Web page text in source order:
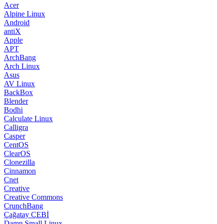
Acer
Alpine Linux
Android
antiX
Apple
APT
ArchBang
Arch Linux
Asus
AV Linux
BackBox
Blender
Bodhi
Calculate Linux
Calligra
Casper
CentOS
ClearOS
Clonezilla
Cinnamon
Cnet
Creative
Creative Commons
CrunchBang
Çağatay ÇEBİ